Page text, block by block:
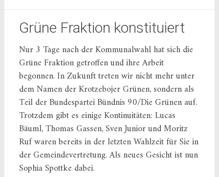
Grüne Fraktion konstituiert
Nur 3 Tage nach der Kommunalwahl hat sich die
Grüne Fraktion getroffen und ihre Arbeit
begonnen. In Zukunft treten wir nicht mehr unter
dem Namen der Krotzebojer Grünen, sondern als
Teil der Bundespartei Bündnis 90/Die Grünen auf.
Trotzdem gibt es einige Kontinuitäten: Lucas
Bäuml, Thomas Gassen, Sven Junior und Moritz
Ruf waren bereits in der letzten Wahlzeit für Sie in
der Gemeindevertretung. Als neues Gesicht ist nun
Sophia Spottke dabei.